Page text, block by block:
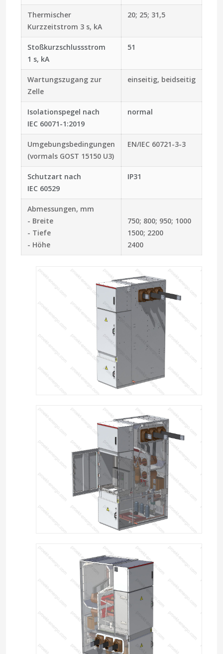
Thermischer
Kurzzeitstrom 3 s, kA
20; 25; 31,5
Stoßkurzschlussstrom
1 s, kA
51
Wartungszugang zur
Zelle
einseitig, beidseitig
Isolationspegel nach
IEC 60071-1:2019
normal
Umgebungsbedingungen
(vormals GOST 15150 U3)
EN/IEC 60721-3-3
Schutzart nach
IEC 60529
IP31
Abmessungen, mm
- Breite
- Tiefe
- Höhe
750; 800; 950; 1000
1500; 2200
2400